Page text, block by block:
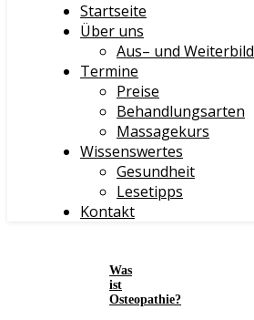
Startseite
Über uns
Aus– und
Termine
Preise
Behandlungsarten
Massagekurs
Wissenswertes
Gesundheit
Lesetipps
Kontakt
Was
ist
Osteopathie?